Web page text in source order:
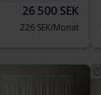
26 500 SEK
226 SEK/Monat